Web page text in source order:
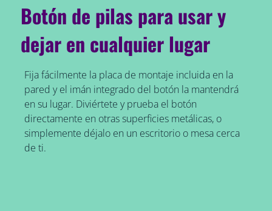
Botón de pilas para usar y
dejar en cualquier lugar
Fija fácilmente la placa de montaje incluida en la
pared y el imán integrado del botón la mantendrá
en su lugar. Diviértete y prueba el botón
directamente en otras superficies metálicas, o
simplemente déjalo en un escritorio o mesa cerca
de ti.